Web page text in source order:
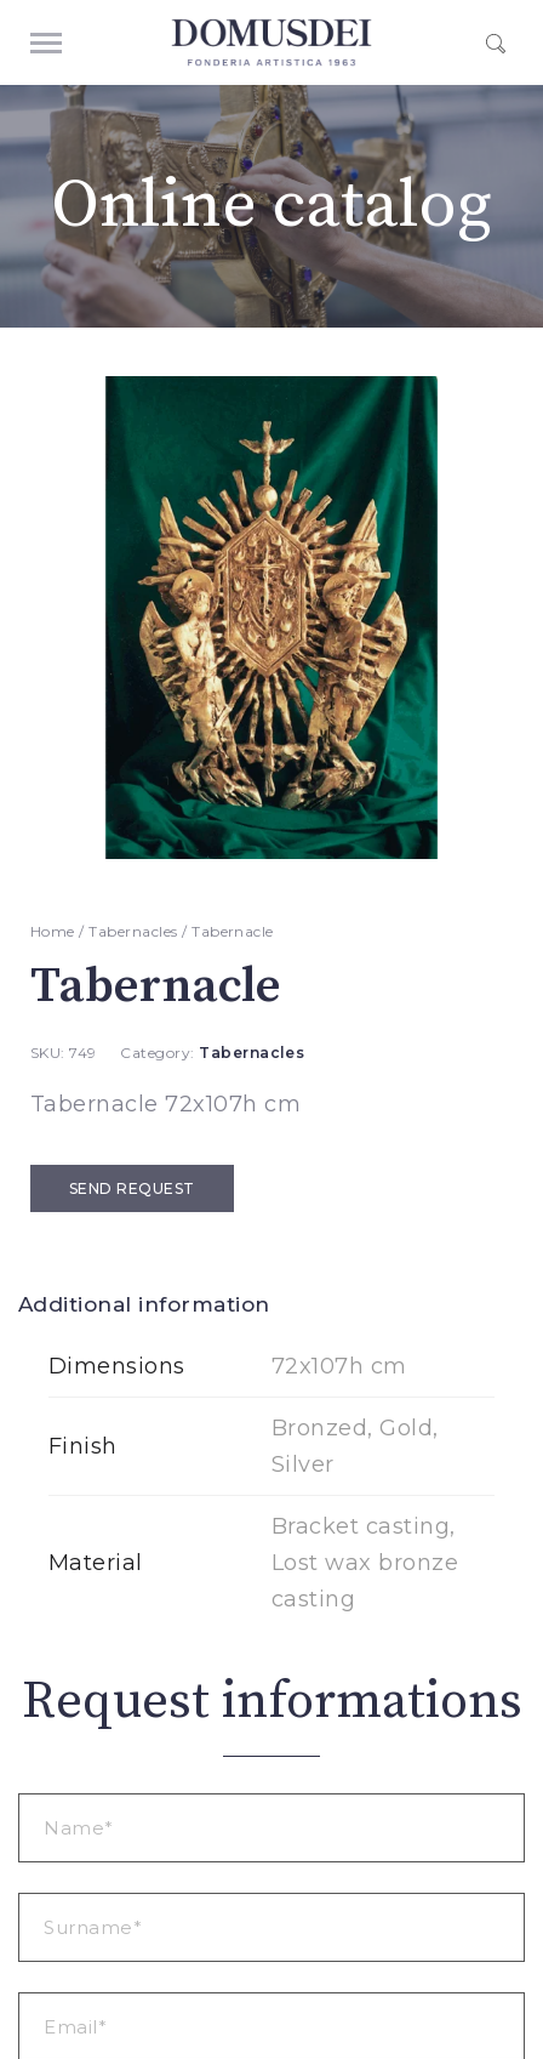
Online catalog
Home /Tabernacles / Tabernacle
Tabernacle
SKU:749 Category: Tabernacles
Tabernacle 72x107h cm
SEND REQUEST
Additional information
Dimensions 72x107h cm
Finish
Bronzed, Gold,
Silver
Material
Bracket casting,
Lost wax bronze
casting
Request informations